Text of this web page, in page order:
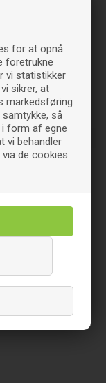
for at opnå
foretrukne
vi statistikker
sikrer, at
markedsføring
så
form af egne
vi behandler
de cookies.
gravide og
perforatum L.).
økologisk
(Referenceindtag)